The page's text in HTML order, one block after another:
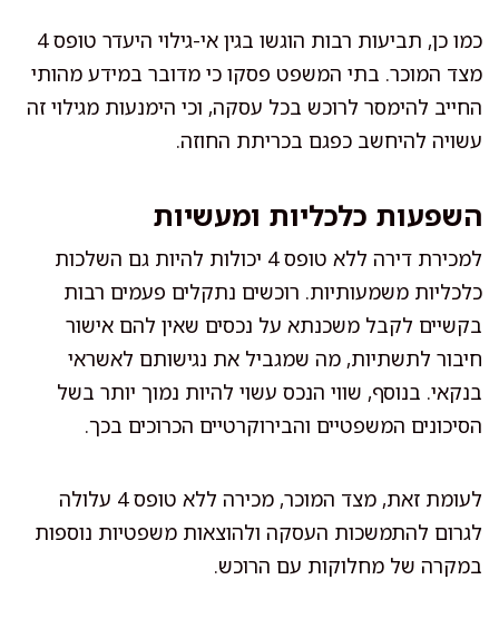
כמו כן, תביעות רבות הוגשו בגין אי-גילוי היעדר טופס 4
מצד המוכר. בתי המשפט פסקו כי מדובר במידע מהותי
החייב להימסר לרוכש בכל עסקה, וכי הימנעות מגילוי זה
עשויה להיחשב כפגם בכריתת החוזה.
השפעות כלכליות ומעשיות
למכירת דירה ללא טופס 4 יכולות להיות גם השלכות
כלכליות משמעותיות. רוכשים נתקלים פעמים רבות
בקשיים לקבל משכנתא על נכסים שאין להם אישור
חיבור לתשתיות, מה שמגביל את נגישותם לאשראי
בנקאי. בנוסף, שווי הנכס עשוי להיות נמוך יותר בשל
הסיכונים המשפטיים והבירוקרטיים הכרוכים בכך.
לעומת זאת, מצד המוכר, מכירה ללא טופס 4 עלולה
לגרום להתמשכות העסקה ולהוצאות משפטיות נוספות
במקרה של מחלוקות עם הרוכש.